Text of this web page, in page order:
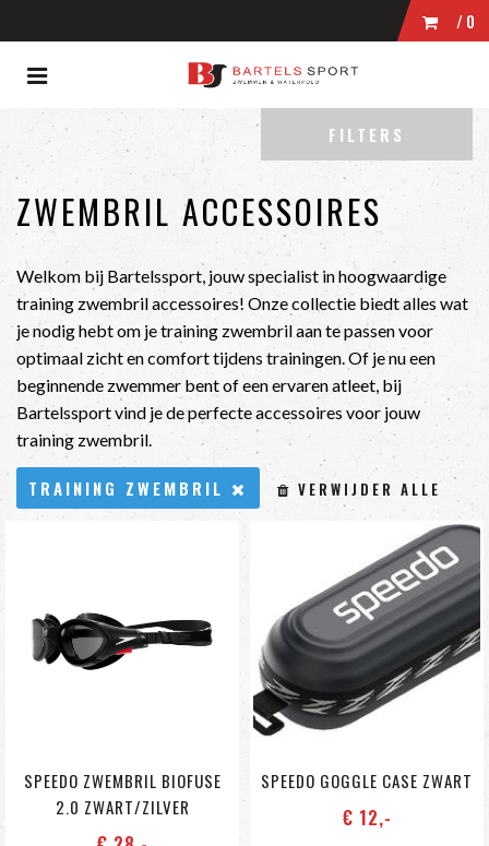
(Wedstrijdkleding)
(Kleding)
(Zwembrillen)
(Tassen)
(Accessoires)
/0
WINKELWAGEN
UW WINKELWAGEN IS LEEG.
VUL HEM MET PRODUCTEN.
Toggle
FILTERS
ZWEMBRIL ACCESSOIRES
Welkom bij Bartelssport, jouw specialist in hoogwaardige
training zwembril accessoires! Onze collectie biedt alles wat
je nodig hebt om je training zwembril aan te passen voor
optimaal zicht en comfort tijdens trainingen. Of je nu een
beginnende zwemmer bent of een ervaren atleet, bij
Bartelssport vind je de perfecte accessoires voor jouw
training zwembril.
TRAINING ZWEMBRIL VERWIJDER ALLE
SPEEDO ZWEMBRIL BIOFUSE
2.0 ZWART/ZILVER
SPEEDO GOGGLE CASE ZWART
€ 12,-